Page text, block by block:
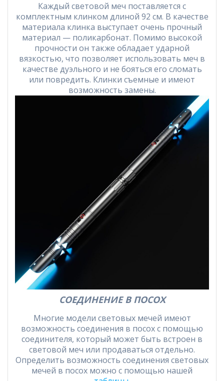
Каждый световой меч поставляется с
комплектным клинком длиной 92 см. В качестве
материала клинка выступает очень прочный
материал — поликарбонат. Помимо высокой
прочности он также обладает ударной
вязкостью, что позволяет использовать меч в
качестве дуэльного и не бояться его сломать
или повредить. Клинки съемные и имеют
возможность замены.
СОЕДИНЕНИЕ В ПОСОХ
Многие модели световых мечей имеют
возможность соединения в посох с помощью
соединителя, который может быть встроен в
световой меч или продаваться отдельно.
Определить возможность соединения световых
мечей в посох можно с помощью нашей